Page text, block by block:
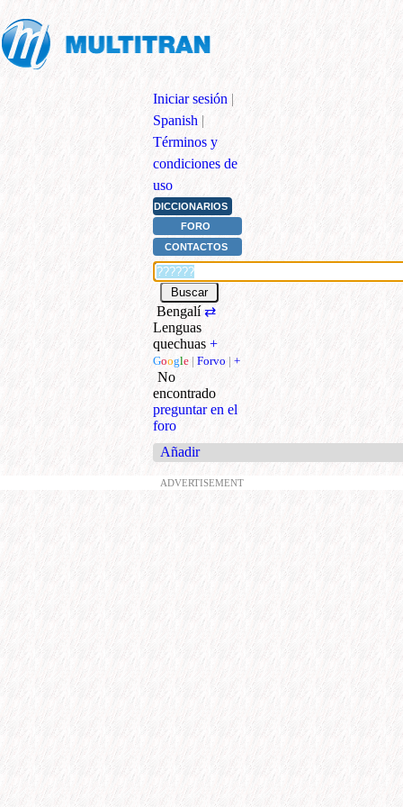
Iniciar sesión |
Spanish |
Términos y
condiciones de
uso
DICCIONARIOS
FORO
CONTACTOS
Bengalí⇄
Lenguas
quechuas +
Google | Forvo | +
No
encontrado
preguntar en el
foro
Añadir
ADVERTISEMENT